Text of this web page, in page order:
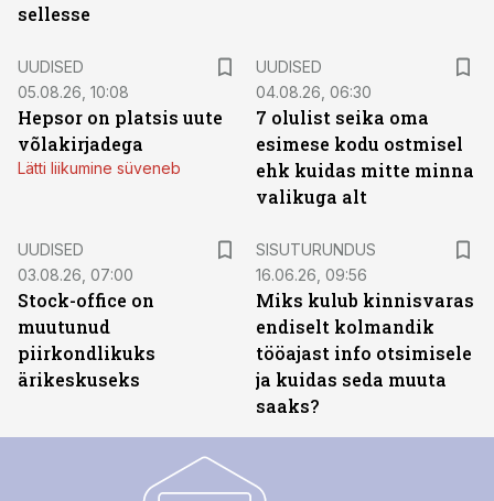
sellesse
UUDISED
05.08.26, 10:08
Hepsor on platsis uute
võlakirjadega
Lätti liikumine süveneb
UUDISED
04.08.26, 06:30
7 olulist seika oma
esimese kodu ostmisel
ehk kuidas mitte minna
valikuga alt
UUDISED
03.08.26, 07:00
Stock-office on
muutunud
piirkondlikuks
ärikeskuseks
SISUTURUNDUS
16.06.26, 09:56
Miks kulub kinnisvaras
endiselt kolmandik
tööajast info otsimisele
ja kuidas seda muuta
saaks?